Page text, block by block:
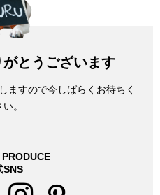
とうございます
ますので今しばらくお待ちく
。
SNS